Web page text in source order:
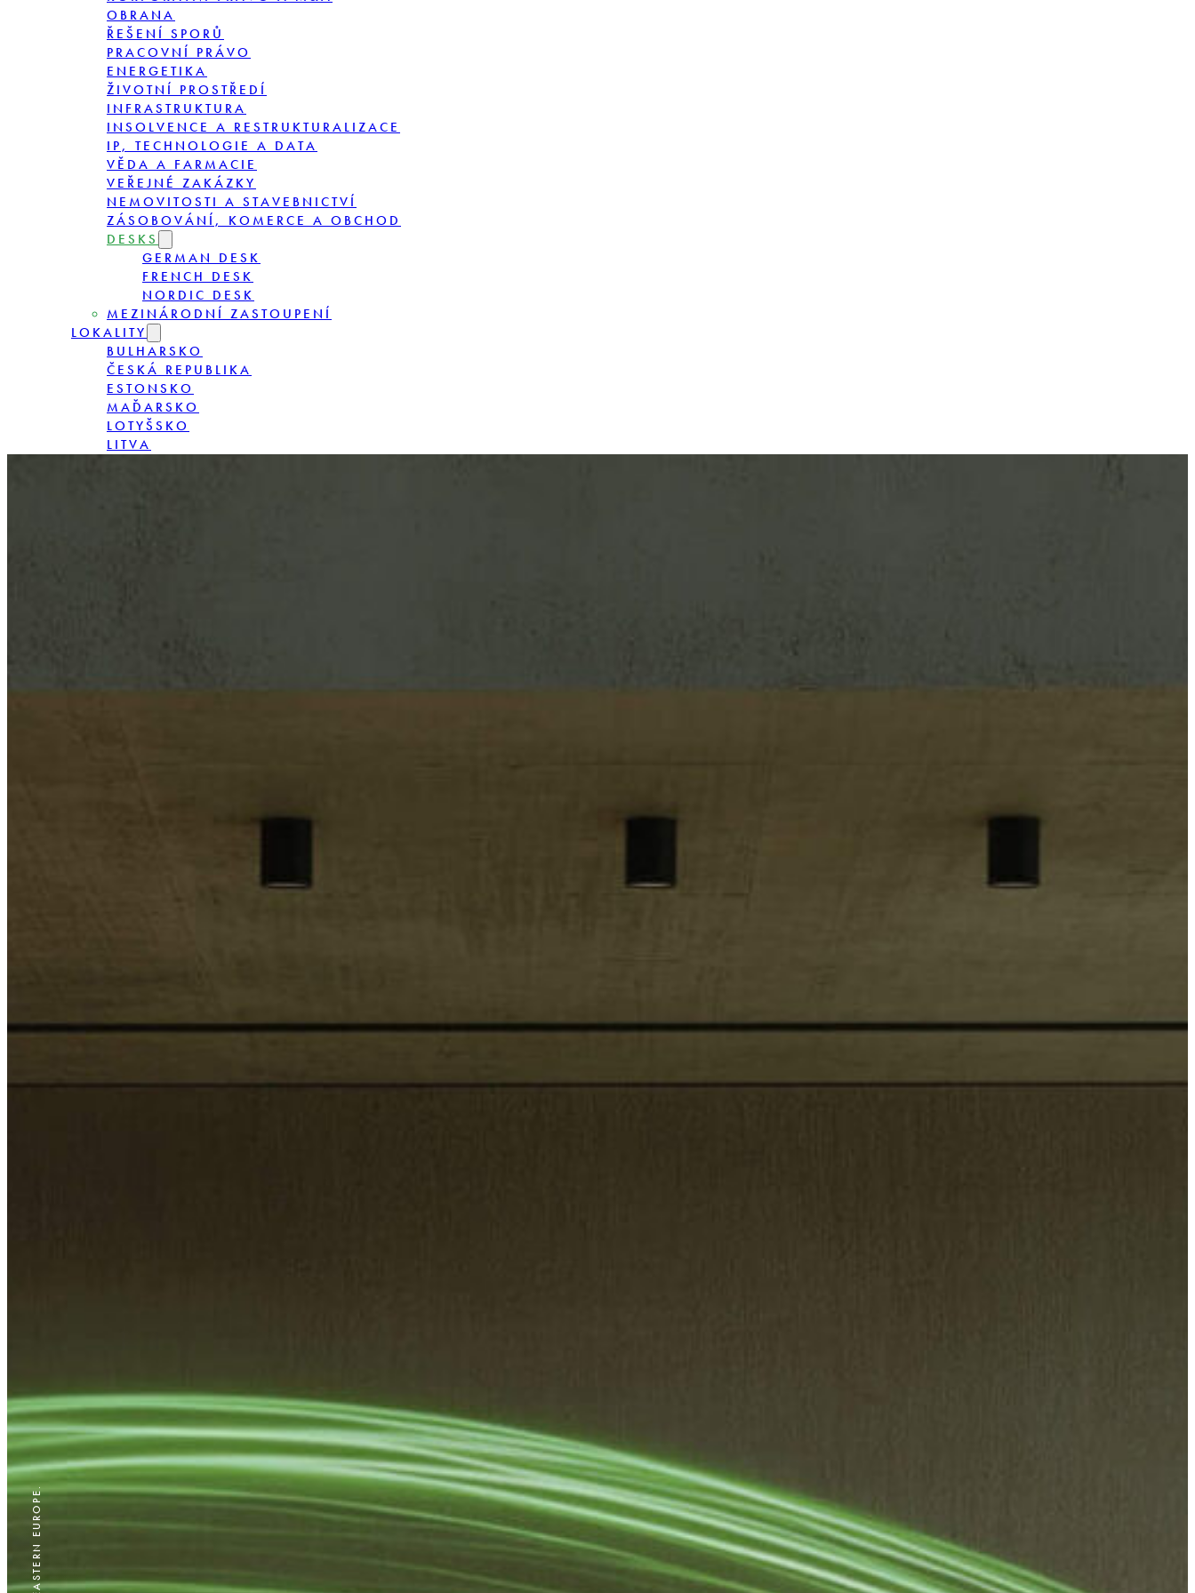
OBRANA
ŘEŠENÍ SPORŮ
PRACOVNÍ PRÁVO
ENERGETIKA
ŽIVOTNÍ PROSTŘEDÍ
INFRASTRUKTURA
INSOLVENCE A RESTRUKTURALIZACE
IP, TECHNOLOGIE A DATA
VĚDA A FARMACIE
VEŘEJNÉ ZAKÁZKY
NEMOVITOSTI A STAVEBNICTVÍ
ZÁSOBOVÁNÍ, KOMERCE A OBCHOD
DESKS
GERMAN DESK
FRENCH DESK
NORDIC DESK
MEZINÁRODNÍ ZASTOUPENÍ
LOKALITY
BULHARSKO
ČESKÁ REPUBLIKA
ESTONSKO
MAĎARSKO
LOTYŠSKO
LITVA